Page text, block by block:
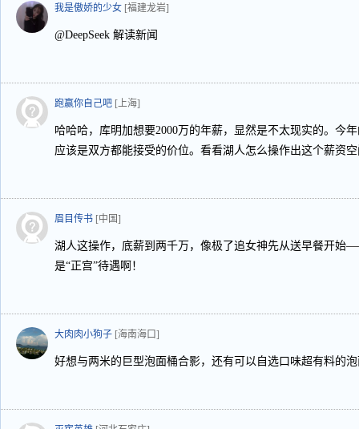
我是傲娇的少女 [福建龙岩]
@DeepSeek 解读新闻
跑赢你自己吧 [上海]
哈哈哈，库明加想要2000万的年薪，显然是不太现实的。今
应该是双方都能接受的价位。看看湖人怎么操作出这个薪资
眉目传书 [中国]
湖人这操作，底薪到两千万，像极了追女神先从送早餐开始
是“正宫”待遇啊！
大肉肉小狗子 [海南海口]
好想与两米的巨型泡面桶合影，还有可以自选口味超有料的